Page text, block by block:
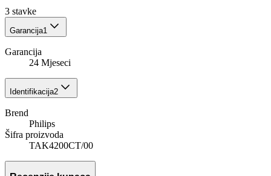
3 stavke
Garancija1
Garancija
24 Mjeseci
Identifikacija2
Brend
Philips
Šifra proizvoda
TAK4200CT/00